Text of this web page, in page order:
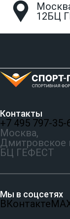
12БЦ
Контакты
+7 495 797‑35-
Москва,
Дмитровское
БЦ ГЕФЕСТ
Мы в соцсетях
ВКонтакте